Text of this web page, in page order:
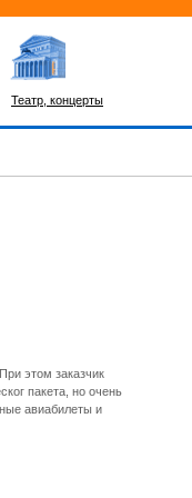
Театр, концерты
этом заказчик
пакета, но очень
авиабилеты и